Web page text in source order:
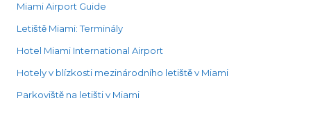
Miami Airport Guide
Letiště Miami: Terminály
Hotel Miami International Airport
Hotely v blízkosti mezinárodního letiště v Miami
Parkoviště na letišti v Miami